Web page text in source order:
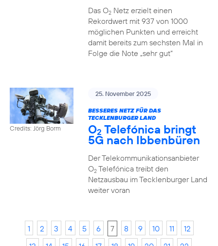
Das O2Netz erzielt einen
Rekordwert mit 937 von 1000
möglichen Punkten und erreicht
damit bereits zum sechsten Mal in
Folge die Note „sehr gut“
Credits: Jörg Borm
25. November 2025
BESSERES NETZ FÜR DAS
TECKLENBURGER LAND
O2 Telefónica bringt
5G nach Ibbenbüren
Der Telekommunikationsanbieter
O2Telefónica treibt den
Netzausbau im Tecklenburger Land
weiter voran
1 2 3 4 5 6 7 8 9 10 11
12